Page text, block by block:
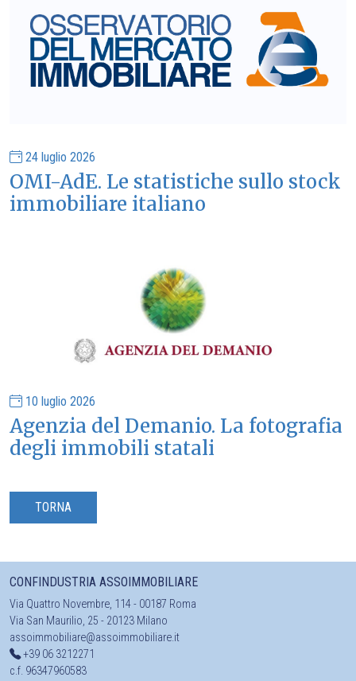
24 luglio 2026
OMI-AdE. Le statistiche sullo stock
immobiliare italiano
10 luglio 2026
Agenzia del Demanio. La fotografia
degli immobili statali
TORNA
CONFINDUSTRIA ASSOIMMOBILIARE
Via Quattro Novembre, 114 - 00187 Roma
Via San Maurilio, 25 - 20123 Milano
assoimmobiliare@assoimmobiliare.it
+39 06 3212271
c.f. 96347960583